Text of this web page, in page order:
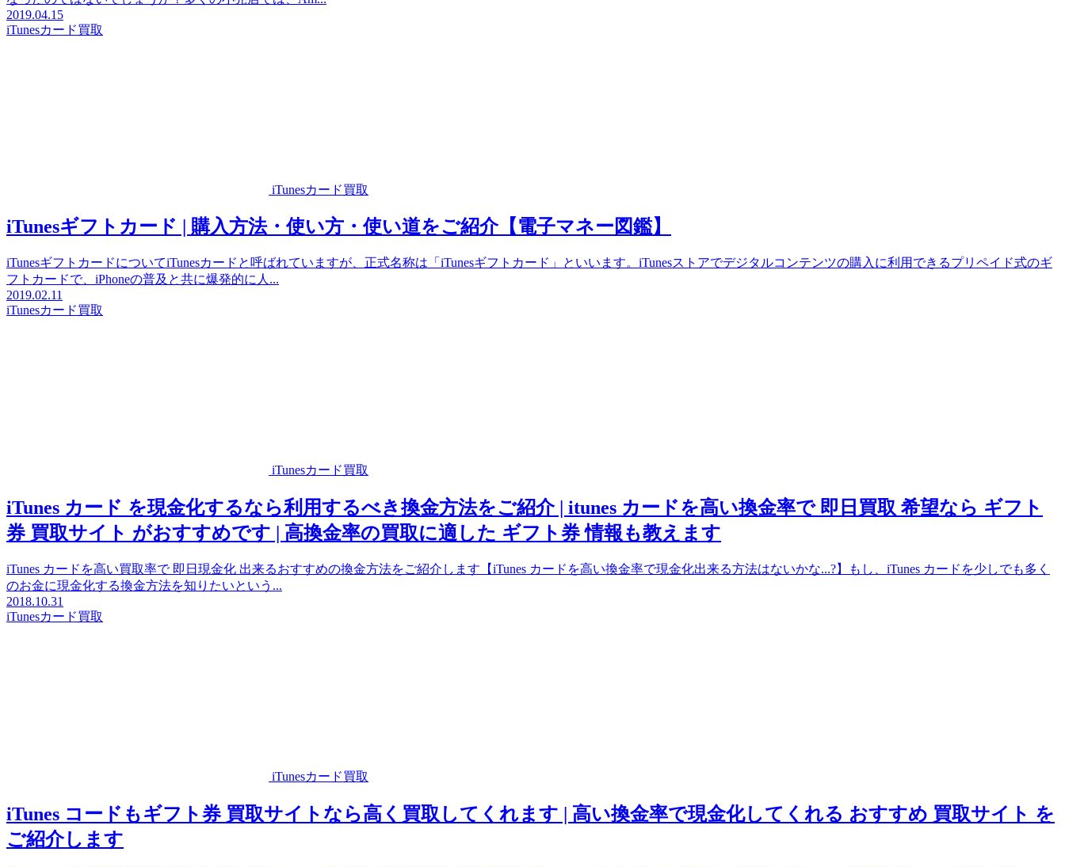
2019.04.15
iTunesカード買取
iTunesカード買取
iTunesギフトカード | 購入方法・使い方・使い道をご紹介【電子マネー図鑑】
iTunesギフトカードについてiTunesカードと呼ばれていますが、正式名称は「iTunesギフトカード」といいます。iTunesストアでデジタルコンテンツの購入に利用できるプリペイド式のギ
フトカードで、iPhoneの普及と共に爆発的に人...
2019.02.11
iTunesカード買取
iTunesカード買取
iTunes カード を現金化するなら利用するべき換金方法をご紹介 | itunes カードを高い換金率で 即日買取 希望なら ギフト
券 買取サイト がおすすめです | 高換金率の買取に適した ギフト券 情報も教えます
iTunes カードを高い買取率で 即日現金化 出来るおすすめの換金方法をご紹介します【iTunes カードを高い換金率で現金化出来る方法はないかな...?】もし、iTunes カードを少しでも多く
のお金に現金化する換金方法を知りたいという...
2018.10.31
iTunesカード買取
iTunesカード買取
iTunes コードもギフト券 買取サイトなら高く買取してくれます | 高い換金率で現金化してくれる おすすめ 買取サイト を
ご紹介します